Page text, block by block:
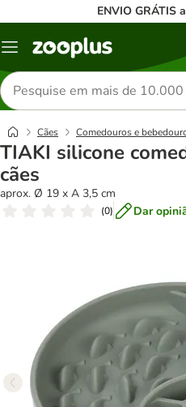
ENVIO GRÁTIS
Menu
Pesquisar
produtos
Cães Comedouros e
TIAKI silicone
cães
aprox. Ø 19 x A 3,5 cm
(0) Dar